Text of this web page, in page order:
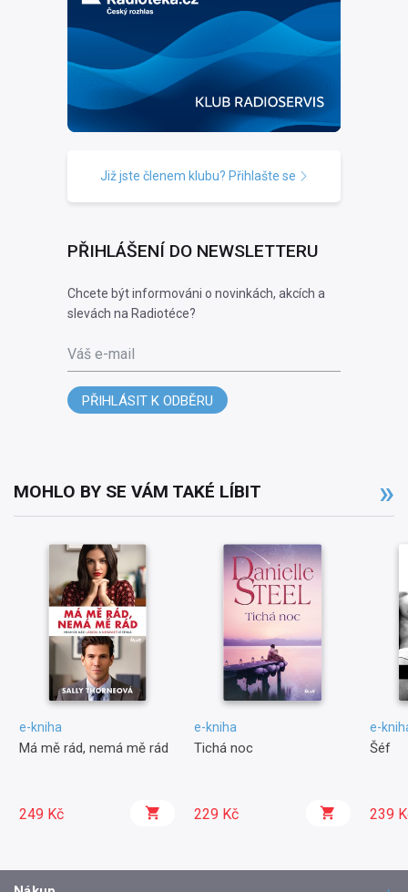
Již jste členem klubu? Přihlašte se
PŘIHLÁŠENÍ DO NEWSLETTERU
Chcete být informováni o novinkách, akcích a
slevách na Radiotéce?
Váš e-mail
PŘIHLÁSIT K ODBĚRU
MOHLO BY SE VÁM TAKÉ LÍBIT
e-kniha
Má mě rád, nemá mě rád
249 Kč
e-kniha
Tichá noc
229 Kč
e-
Šéf
239